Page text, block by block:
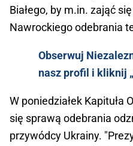
Białego, by m.in. zająć
Nawrockiego odebrania
Obserwuj
nasz profil i kliknij
W poniedziałek Kapituła
się sprawą odebrania
przywódcy Ukrainy.